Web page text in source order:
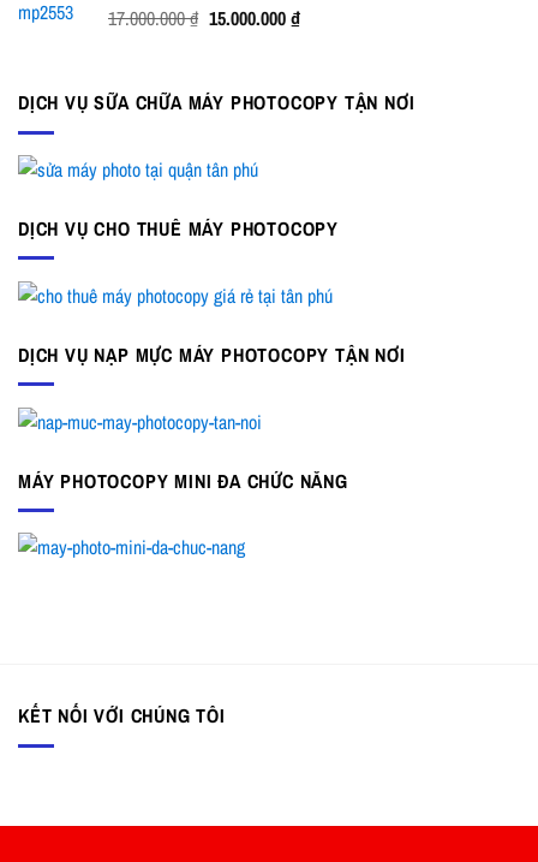
35.500.000 ₫.
17.000.000₫ Giá
17.000.000 ₫.
15.000.000₫Giá
là:
15.000.000 ₫.
DỊCH VỤ SỮA CHỮA MÁY PHOTOCOPY TẬN NƠI
DỊCH VỤ CHO THUÊ MÁY PHOTOCOPY
DỊCH VỤ NẠP MỰC MÁY PHOTOCOPY TẬN NƠI
MÁY PHOTOCOPY MINI ĐA CHỨC NĂNG
KẾT NỐI VỚI CHÚNG TÔI